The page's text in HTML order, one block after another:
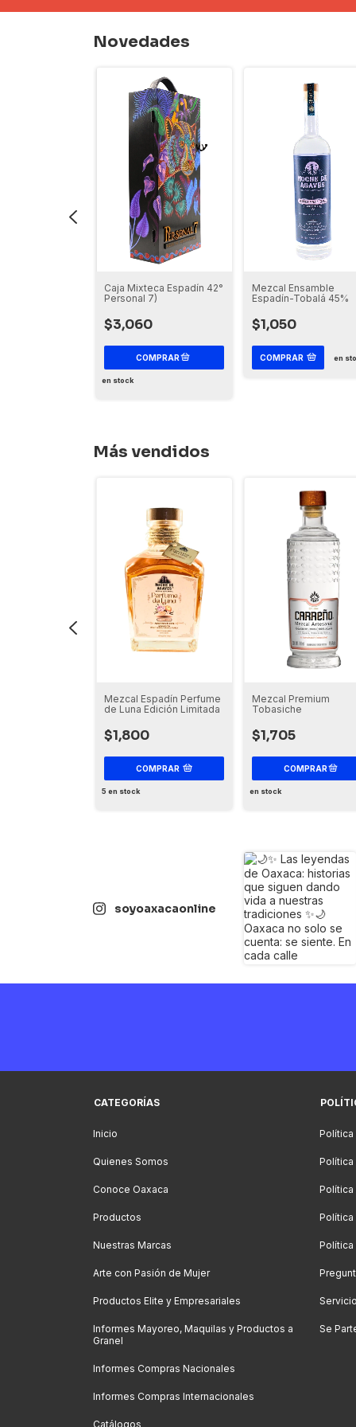
Novedades
Caja Mixteca Espadín 42°
Personal 7)
$3,060
en stock
Mezcal Ensamble
Espadín-Tobalá 45%
$1,050
COMPRAR en
Más vendidos
Mezcal Espadín Perfume
de Luna Edición Limitada
$1,800
COMPRAR
5 en stock
Mezcal Premium
Tobasiche
$1,705
en stock
soyoaxacaonline
CATEGORÍAS
Inicio
Quienes Somos
Conoce Oaxaca
Productos
Nuestras Marcas
Arte con Pasión de Mujer
Productos Elite y Empresariales
Informes Mayoreo, Maquilas y Productos a
Granel
Informes Compras Nacionales
Informes Compras Internacionales
Catálogos
Política
Política
Política
Política
Política
Se